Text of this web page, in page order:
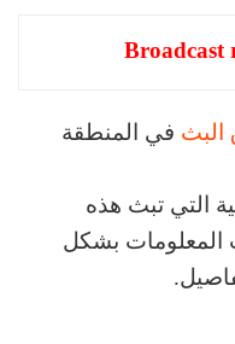
في المنطقة
التي تبث هذه
بشكل